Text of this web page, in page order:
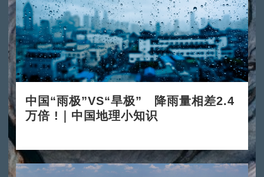
中国“雨极”VS“旱极” 降雨量相差2.4
万倍 !｜中国地理小知识